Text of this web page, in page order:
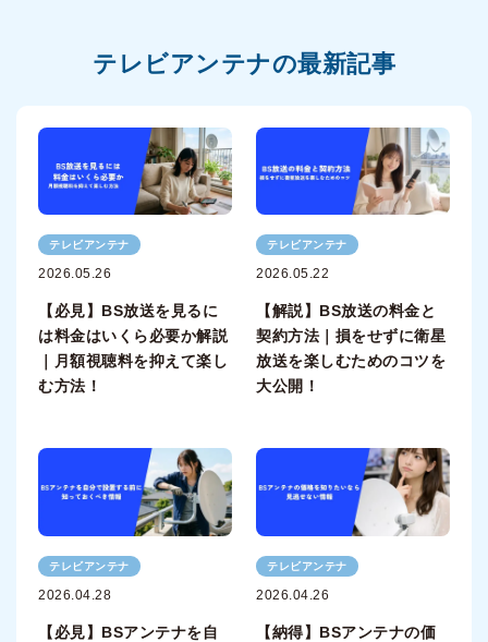
テレビアンテナの最新記事
テレビアンテナ
2026.05.26
【必見】BS放送を見るに
は料金はいくら必要か解説
｜月額視聴料を抑えて楽し
む方法！
テレビアンテナ
2026.05.22
【解説】BS放送の料金と
契約方法｜損をせずに衛星
放送を楽しむためのコツを
大公開！
テレビアンテナ
2026.04.28
【必見】BSアンテナを自
テレビアンテナ
2026.04.26
【納得】BSアンテナの価